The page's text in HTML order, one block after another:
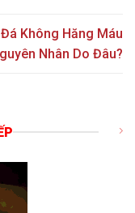
Đá Không Hăng Máu
Nhân Do Đâu?